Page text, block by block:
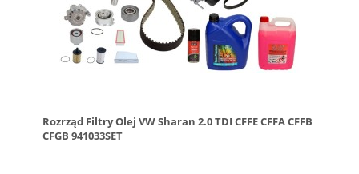
Rozrząd Filtry Olej VW Sharan 2.0 TDI CFFE CFFA CFFB
CFGB 941033SET